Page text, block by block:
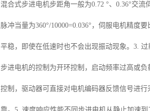
混合式步进电机步距角一般为0.72 °、0.36°交
脉冲当量为360°/10000=0.036°，伺服电机精度
平稳，即使在低速时也不会出现振动现象。3.
步进电机的控制为开环控制，启动频率过高或
控制，驱动器可直接对电机编码器反馈信号进